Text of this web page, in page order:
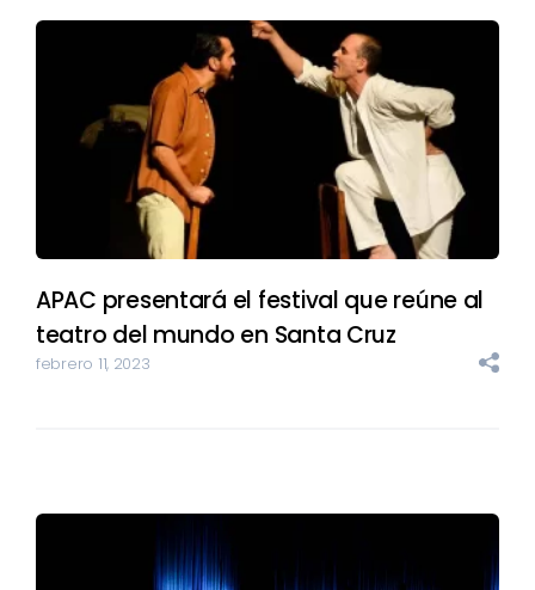
APAC presentará el festival que reúne al
teatro del mundo en Santa Cruz
febrero 11, 2023